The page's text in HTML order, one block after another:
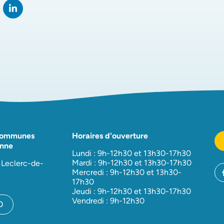
sur Facebook
dans un nouvel onglet)
Partager sur LinkedIn
(ouverture dans un nouvel onglet)
Leclerc-de-
Horaires d'ouverture
Lundi : 9h-12h30 et 13h30-17h30
Mardi : 9h-12h30 et 13h30-17h30
Mercredi : 9h-12h30 et 13h30-
17h30
Jeudi : 9h-12h30 et 13h30-17h30
Vendredi : 9h-12h30